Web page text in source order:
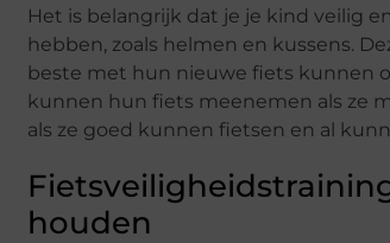
Het is belangrijk dat je je kind veilig
hebben, zoals helmen en kussens.
beste met hun nieuwe fiets kunnen
kunnen hun fiets meenemen als ze
als ze goed kunnen fietsen en al
houden